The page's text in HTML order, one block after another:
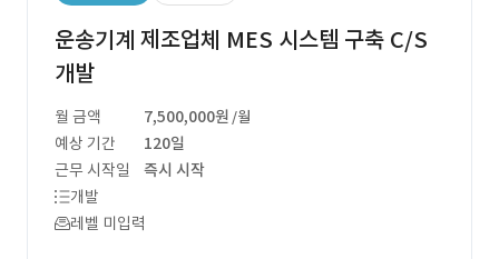
운송기계 제조업체 MES 시스템 구축 C/S
개발
월 금액 7,500,000원 /월
예상 기간
120일
근무 시작일
즉시 시작
개발
레벨 미입력